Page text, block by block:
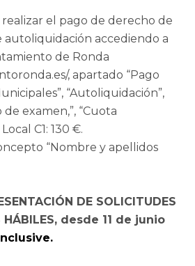
el pago de derecho de
autoliquidación accediendo a
de Ronda
, apartado “Pago
“Autoliquidación”,
examen,”, “Cuota
C1: 130 €.
“Nombre y apellidos
DE SOLICITUDES
HÁBILES, desde 11 de junio